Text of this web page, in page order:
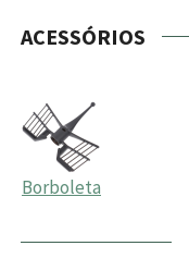
ACESSÓRIOS
Borboleta